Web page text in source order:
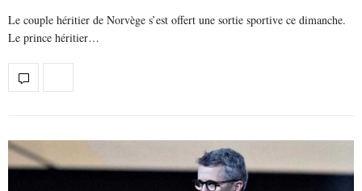
Le couple héritier de Norvège s’est offert une sortie sportive ce dimanche.
Le prince héritier…